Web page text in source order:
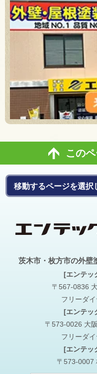
この
茨木市・枚方市の外壁
[エンテッ
〒567-0836
フリーダイ
[エンテッ
〒573-0026 大
フリーダイ
[エンテッ
〒573-0007